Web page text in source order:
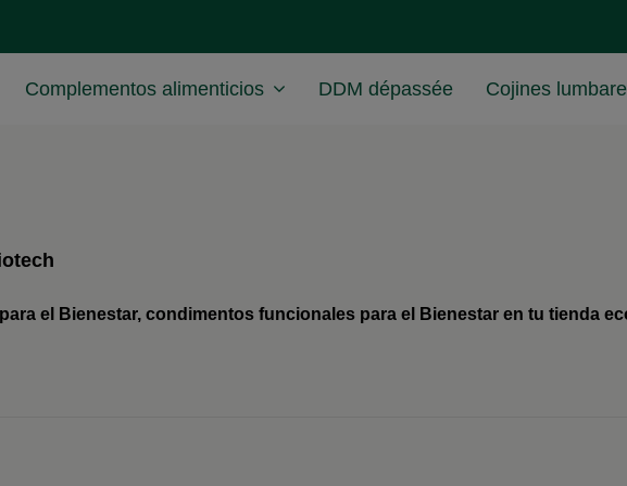
Complementos alimenticios DDM dépassée Cojines
el Bienestar, condimentos funcionales para el Bienestar en tu tienda